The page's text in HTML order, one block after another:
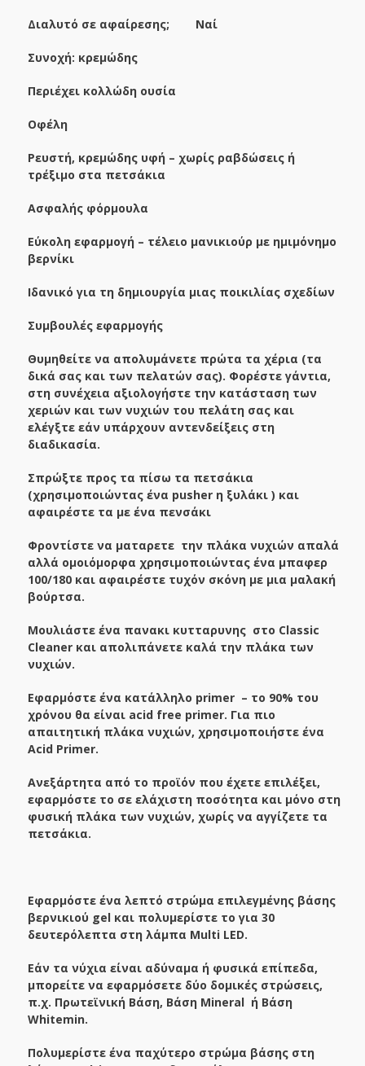
Διαλυτό σε αφαίρεσης; Ναί
Συνοχή: κρεμώδης
Περιέχει κολλώδη ουσία
Οφέλη
Ρευστή, κρεμώδης υφή – χωρίς ραβδώσεις ή
τρέξιμο στα πετσάκια
Ασφαλής φόρμουλα
Εύκολη εφαρμογή – τέλειο μανικιούρ με ημιμόνημο
βερνίκι
Ιδανικό για τη δημιουργία μιας ποικιλίας σχεδίων
Συμβουλές εφαρμογής
Θυμηθείτε να απολυμάνετε πρώτα τα χέρια (τα
δικά σας και των πελατών σας). Φορέστε γάντια,
στη συνέχεια αξιολογήστε την κατάσταση των
χεριών και των νυχιών του πελάτη σας και
ελέγξτε εάν υπάρχουν αντενδείξεις στη
διαδικασία.
Σπρώξτε προς τα πίσω τα πετσάκια
(χρησιμοποιώντας ένα pusher η ξυλάκι ) και
αφαιρέστε τα με ένα πενσάκι
Φροντίστε να ματαρετε την πλάκα νυχιών απαλά
αλλά ομοιόμορφα χρησιμοποιώντας ένα μπαφερ
100/180 και αφαιρέστε τυχόν σκόνη με μια μαλακή
βούρτσα.
Μουλιάστε ένα πανακι κυτταρυνης στο Classic
Cleaner και απολιπάνετε καλά την πλάκα των
νυχιών.
Εφαρμόστε ένα κατάλληλο primer– το 90% του
χρόνου θα είναι acid free primer. Για πιο
απαιτητική πλάκα νυχιών, χρησιμοποιήστε ένα
Acid Primer.
Ανεξάρτητα από το προϊόν που έχετε επιλέξει,
εφαρμόστε το σε ελάχιστη ποσότητα και μόνο στη
φυσική πλάκα των νυχιών, χωρίς να αγγίζετε τα
πετσάκια.
Εφαρμόστε ένα λεπτό στρώμα επιλεγμένης βάσης
βερνικιού gel και πολυμερίστε το για 30
δευτερόλεπτα στη λάμπα Multi LED.
Εάν τα νύχια είναι αδύναμα ή φυσικά επίπεδα,
μπορείτε να εφαρμόσετε δύο δομικές στρώσεις,
π.χ. Πρωτεϊνική Βάση, Βάση Mineralή Βάση
Whitemin.
Πολυμερίστε ένα παχύτερο στρώμα βάσης στη